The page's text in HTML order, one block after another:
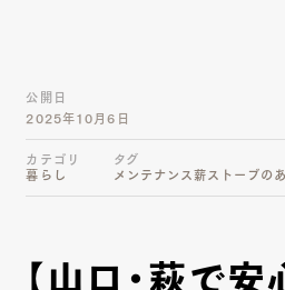
公開日
2025年10月6日
カテゴリ
暮らし
タグ
メンテナンス薪ストーブの
【山口・萩で